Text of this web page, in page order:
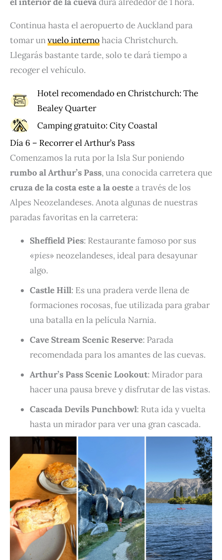
el interior de la cuevadura alrededor de 1 hora.
Continua hasta el aeropuerto de Auckland para
tomar unvuelo internohacia Christchurch.
Llegarás bastante tarde, solo te dará tiempo a
recoger el vehículo.
Hotel recomendado en Christchurch: The
Bealey Quarter
Camping gratuito: City Coastal
Día 6 – Recorrer el Arthur’s Pass
Comenzamos la ruta por la Isla Sur poniendo
rumbo al Arthur’s Pass, una conocida carretera que
cruza de la costa este a la oestea través de los
Alpes Neozelandeses. Anota algunas de nuestras
paradas favoritas en la carretera:
Sheffield Pies: Restaurante famoso por sus
«pies» neozelandeses, ideal para desayunar
algo.
Castle Hill: Es una pradera verde llena de
formaciones rocosas, fue utilizada para grabar
una batalla en la película Narnia.
Cave Stream Scenic Reserve: Parada
recomendada para los amantes de las cuevas.
Arthur’s Pass Scenic Lookout: Mirador para
hacer una pausa breve y disfrutar de las vistas.
Cascada Devils Punchbowl: Ruta ida y vuelta
hasta un mirador para ver una gran cascada.